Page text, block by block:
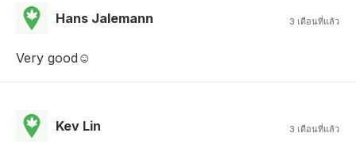
Hans Jalemann 3 เดือนที่แล้ว
Very good☺️
Kev Lin 3 เดือนที่แล้ว